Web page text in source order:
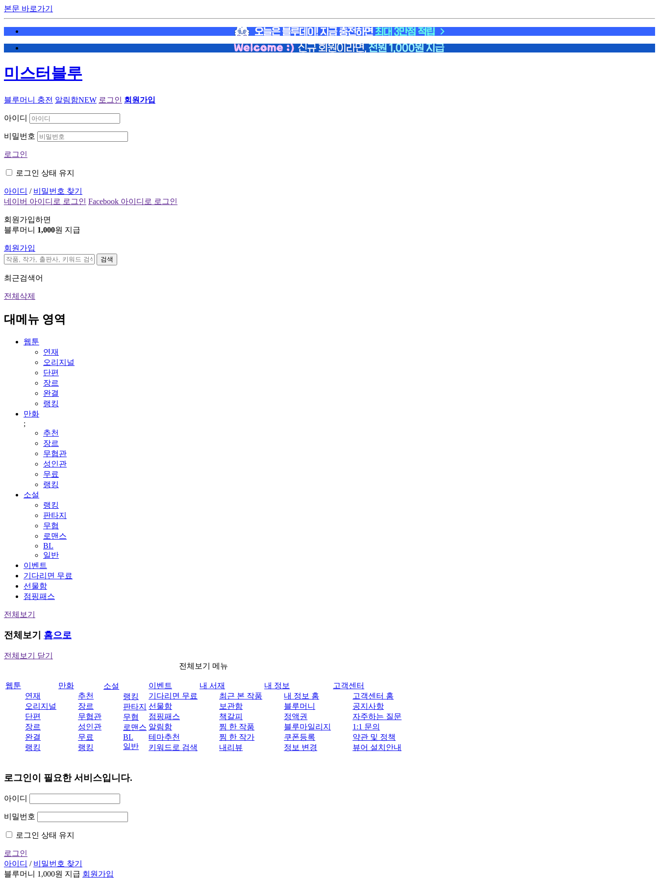
본문 바로가기
미스터블루
블루머니 충전 알림함NEW 로그인 회원가입
아이디
비밀번호
로그인
로그인 상태 유지
아이디 / 비밀번호 찾기
네이버 아이디로 로그인 Facebook 아이디로 로그인
회원가입하면
블루머니 1,000원 지급
회원가입
검색
최근검색어
전체삭제
대메뉴 영역
웹툰
연재
오리지널
단편
장르
완결
랭킹
만화
;
추천
장르
무협관
성인관
무료
랭킹
소설
랭킹
판타지
무협
로맨스
BL
일반
이벤트
기다리면 무료
선물함
점핑패스
전체보기
전체보기 홈으로
전체보기 닫기
전체보기 메뉴
웹툰
연재
오리지널
단편
장르
완결
랭킹
만화
추천
장르
무협관
성인관
무료
랭킹
소설
랭킹
판타지
무협
로맨스
BL
일반
이벤트
기다리면 무료
선물함
점핑패스
알림함
테마추천
키워드로 검색
내 서재
최근 본 작품
보관함
책갈피
찜 한 작품
찜 한 작가
내리뷰
내 정보
내 정보 홈
블루머니
정액권
블루마일리지
쿠폰등록
정보 변경
고객센터
고객센터 홈
공지사항
자주하는 질문
1:1 문의
약관 및 정책
뷰어 설치안내
로그인이 필요한 서비스입니다.
아이디
비밀번호
로그인 상태 유지
로그인
아이디 / 비밀번호 찾기
블루머니 1,000원 지급 회원가입